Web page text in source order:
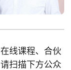
线课程、合伙
扫描下方公众